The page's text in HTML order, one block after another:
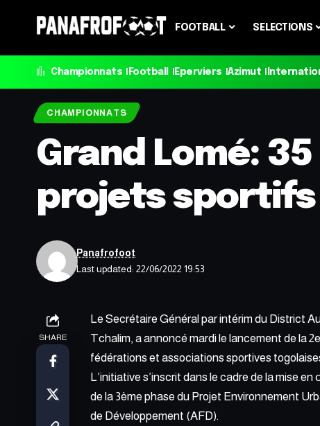
FOOTBALL SELECTIONS
Championnats Football Eperviers Azimut
CHAMPIONNATS
Grand Lomé:
projets sportifs
Last updated: 22/06/2022 19:53
Panafrofoot
SHARE
Le Secrétaire Général par intérim du District
Tchalim, a annoncé mardi le lancement de la
fédérations et associations sportives
L’initiative s’inscrit dans le cadre de la mise
de la 3ème phase du Projet Environnement
de Développement (AFD).